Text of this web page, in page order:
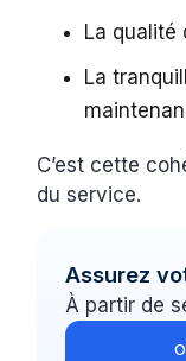
La qualité
La
C’est cette
du service.
Assurez
À partir de